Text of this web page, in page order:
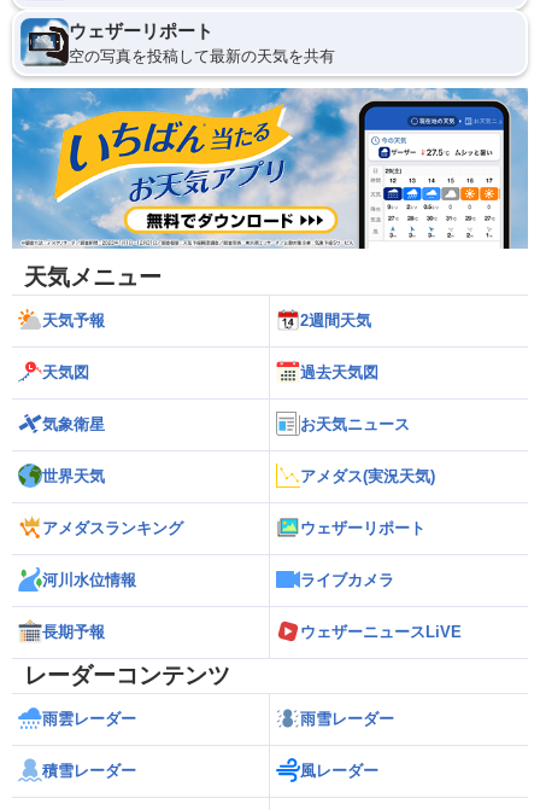
ウェザーリポート
空の写真を投稿して最新の天気を共有
天気メニュー
天気予報 2週間天気
天気図 過去天気図
気象衛星 お天気ニュース
世界天気 アメダス(実況天気)
アメダスランキング ウェザーリポート
河川水位情報 ライブカメラ
長期予報 ウェザーニュースLiVE
レーダーコンテンツ
雨雲レーダー 雨雪レーダー
積雪レーダー 風レーダー